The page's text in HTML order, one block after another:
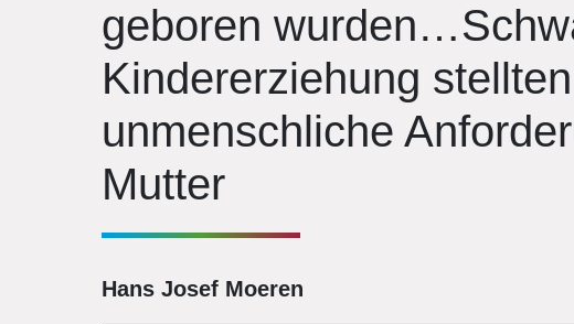
geboren
Kindererziehung
unmenschliche
Mutter
Hans Josef Moeren